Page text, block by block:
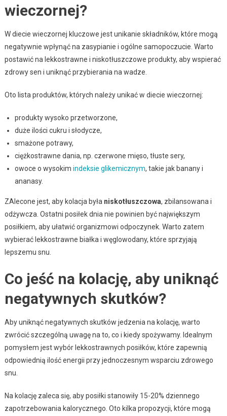
wieczornej?
W diecie wieczornej kluczowe jest unikanie składników, które mogą
negatywnie wpłynąć na zasypianie i ogólne samopoczucie. Warto
postawić na lekkostrawne i niskotłuszczowe produkty, aby wspierać
zdrowy sen i uniknąć przybierania na wadze.
Oto lista produktów, których należy unikać w diecie wieczornej:
produkty wysoko przetworzone,
duże ilości cukru i słodycze,
smażone potrawy,
ciężkostrawne dania, np. czerwone mięso, tłuste sery,
owoce o wysokim indeksie glikemicznym, takie jak banany i
ananasy.
ZAlecone jest, aby kolacja była niskotłuszczowa, zbilansowana i
odżywcza. Ostatni posiłek dnia nie powinien być największym
posiłkiem, aby ułatwić organizmowi odpoczynek. Warto zatem
wybierać lekkostrawne białka i węglowodany, które sprzyjają
lepszemu snu.
Co jeść na kolację, aby uniknąć
negatywnych skutków?
Aby uniknąć negatywnych skutków jedzenia na kolację, warto
zwrócić szczególną uwagę na to, co i kiedy spożywamy. Idealnym
pomysłem jest wybór lekkostrawnych posiłków, które zapewnią
odpowiednią ilość energii przy jednoczesnym wsparciu zdrowego
snu.
Na kolację zaleca się, aby posiłki stanowiły 15-20% dziennego
zapotrzebowania kalorycznego. Oto kilka propozycji, które mogą